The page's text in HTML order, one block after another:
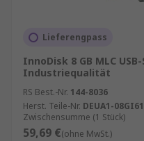
Lieferengpass
InnoDisk 8 GB MLC
Industriequalität
RS Best.-Nr. 144-8036
Herst. Teile-Nr. DEUA1-
Zwischensumme (1 Stück)
59,69 €(ohne MwSt.)